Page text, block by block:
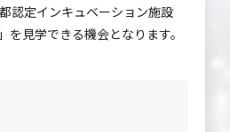
認定インキュベーション施設
を見学できる機会となります。